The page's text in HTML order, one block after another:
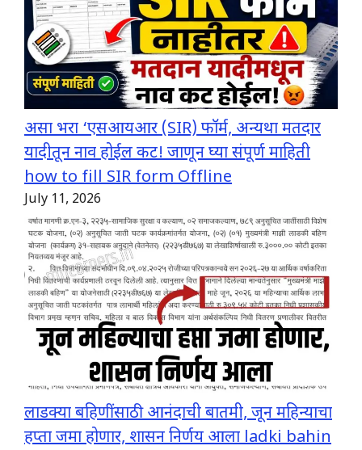
असा भरा ‘एसआयआर (SIR) फॉर्म, अन्यथा मतदार
यादीतून नाव होईल कट! जाणून घ्या संपूर्ण माहिती
how to fill SIR form Offline
July 11, 2026
लाडक्या बहिणींसाठी आनंदाची बातमी, जून महिन्याचा
हप्ता जमा होणार, शासन निर्णय आला ladki bahin